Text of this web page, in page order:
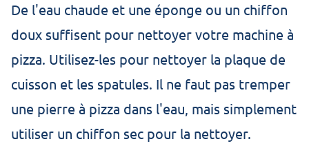
De l'eau chaude et une éponge ou un chiffon
doux suffisent pour nettoyer votre machine à
pizza. Utilisez-les pour nettoyer la plaque de
cuisson et les spatules. Il ne faut pas tremper
une pierre à pizza dans l'eau, mais simplement
utiliser un chiffon sec pour la nettoyer.